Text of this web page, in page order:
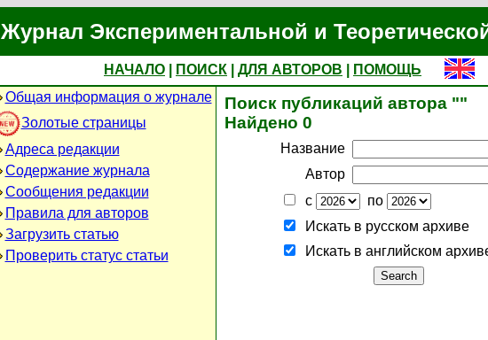
Журнал Экспериментальной и
НАЧАЛО ПОИСК ДЛЯ АВТОРОВ
ПОМОЩЬ
Общая информация о журнале
Золотые страницы
Адреса редакции
Содержание журнала
Сообщения редакции
Правила для авторов
Загрузить статью
Проверить статус статьи
Поиск публикаций автора ""
Найдено 0
Название
Автор
с
по
Искать в русском архиве
Искать в английском